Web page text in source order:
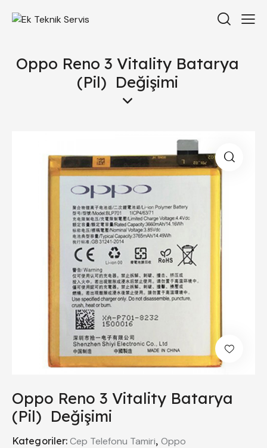
Oppo Reno 3 Vitality Batarya
(Pil) Değişimi
Oppo Reno 3 Vitality Batarya
(Pil) Değişimi
Kategoriler:Cep Telefonu Tamiri, Oppo